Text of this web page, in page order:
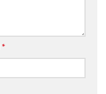
*